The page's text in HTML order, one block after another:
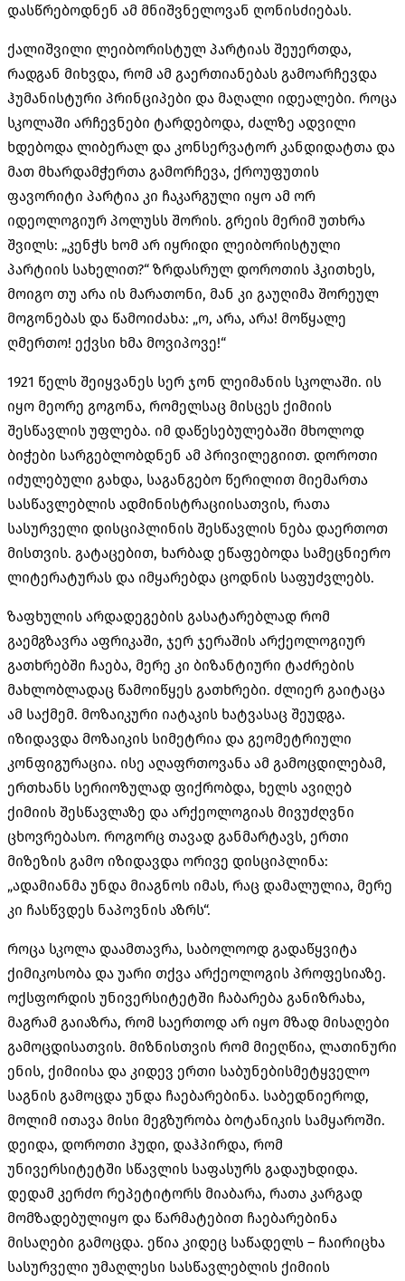
დასწრებოდნენ ამ მნიშვნელოვან ღონისძიებას.
ქალიშვილი ლეიბორისტულ პარტიას შეუერთდა,
რადგან მიხვდა, რომ ამ გაერთიანებას გამოარჩევდა
ჰუმანისტური პრინციპები და მაღალი იდეალები. როცა
სკოლაში არჩევნები ტარდებოდა, ძალზე ადვილი
ხდებოდა ლიბერალ და კონსერვატორ კანდიდატთა და
მათ მხარდამჭერთა გამორჩევა, ქროუფუთის
ფავორიტი პარტია კი ჩაკარგული იყო ამ ორ
იდეოლოგიურ პოლუსს შორის. გრეის მერიმ უთხრა
შვილს: „კენჭს ხომ არ იყრიდი ლეიბორისტული
პარტიის სახელით?“ ზრდასრულ დოროთის ჰკითხეს,
მოიგო თუ არა ის მარათონი, მან კი გაუღიმა შორეულ
მოგონებას და წამოიძახა: „ო, არა, არა! მოწყალე
ღმერთო! ექვსი ხმა მოვიპოვე!“
1921 წელს შეიყვანეს სერ ჯონ ლეიმანის სკოლაში. ის
იყო მეორე გოგონა, რომელსაც მისცეს ქიმიის
შესწავლის უფლება. იმ დაწესებულებაში მხოლოდ
ბიჭები სარგებლობდნენ ამ პრივილეგიით. დოროთი
იძულებული გახდა, საგანგებო წერილით მიემართა
სასწავლებლის ადმინისტრაციისათვის, რათა
სასურველი დისციპლინის შესწავლის ნება დაერთოთ
მისთვის. გატაცებით, ხარბად ეწაფებოდა სამეცნიერო
ლიტერატურას და იმყარებდა ცოდნის საფუძვლებს.
ზაფხულის არდადეგების გასატარებლად რომ
გაემგზავრა აფრიკაში, ჯერ ჯერაშის არქეოლოგიურ
გათხრებში ჩაება, მერე კი ბიზანტიური ტაძრების
მახლობლადაც წამოიწყეს გათხრები. ძლიერ გაიტაცა
ამ საქმემ. მოზაიკური იატაკის ხატვასაც შეუდგა.
იზიდავდა მოზაიკის სიმეტრია და გეომეტრიული
კონფიგურაცია. ისე აღაფრთოვანა ამ გამოცდილებამ,
ერთხანს სერიოზულად ფიქრობდა, ხელს ავიღებ
ქიმიის შესწავლაზე და არქეოლოგიას მივუძღვნი
ცხოვრებასო. როგორც თავად განმარტავს, ერთი
მიზეზის გამო იზიდავდა ორივე დისციპლინა:
„ადამიანმა უნდა მიაგნოს იმას, რაც დამალულია, მერე
კი ჩასწვდეს ნაპოვნის აზრს“.
როცა სკოლა დაამთავრა, საბოლოოდ გადაწყვიტა
ქიმიკოსობა და უარი თქვა არქეოლოგის პროფესიაზე.
ოქსფორდის უნივერსიტეტში ჩაბარება განიზრახა,
მაგრამ გაიაზრა, რომ საერთოდ არ იყო მზად მისაღები
გამოცდისათვის. მიზნისთვის რომ მიეღწია, ლათინური
ენის, ქიმიისა და კიდევ ერთი საბუნებისმეტყველო
საგნის გამოცდა უნდა ჩაებარებინა. საბედნიეროდ,
მოლიმ ითავა მისი მეგზურობა ბოტანიკის სამყაროში.
დეიდა, დოროთი ჰუდი, დაჰპირდა, რომ
უნივერსიტეტში სწავლის საფასურს გადაუხდიდა.
დედამ კერძო რეპეტიტორს მიაბარა, რათა კარგად
მომზადებულიყო და წარმატებით ჩაებარებინა
მისაღები გამოცდა. ეწია კიდეც საწადელს – ჩაირიცხა
სასურველი უმაღლესი სასწავლებლის ქიმიის